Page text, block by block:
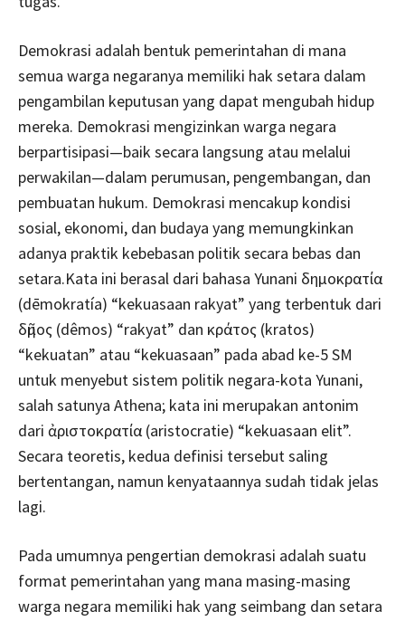
Demokrasi adalah bentuk pemerintahan di mana
semua warga negaranya memiliki hak setara dalam
pengambilan keputusan yang dapat mengubah hidup
mereka. Demokrasi mengizinkan warga negara
berpartisipasi—baik secara langsung atau melalui
perwakilan—dalam perumusan, pengembangan, dan
pembuatan hukum. Demokrasi mencakup kondisi
sosial, ekonomi, dan budaya yang memungkinkan
adanya praktik kebebasan politik secara bebas dan
setara.Kata ini berasal dari bahasa Yunani δημοκρατία
(dēmokratía) “kekuasaan rakyat” yang terbentuk dari
δῆμος (dêmos) “rakyat” dan κράτος (kratos)
“kekuatan” atau “kekuasaan” pada abad ke-5 SM
untuk menyebut sistem politik negara-kota Yunani,
salah satunya Athena; kata ini merupakan antonim
dari ἀριστοκρατία (aristocratie) “kekuasaan elit”.
Secara teoretis, kedua definisi tersebut saling
bertentangan, namun kenyataannya sudah tidak jelas
lagi.
Pada umumnya pengertian demokrasi adalah suatu
format pemerintahan yang mana masing-masing
warga negara memiliki hak yang seimbang dan setara